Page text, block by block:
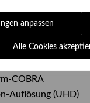
anpassen
Alle Cookies
Monitor
COBRA
Auflösung (UHD)